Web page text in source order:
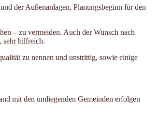
der Außenanlagen, Planungsbeginn für den
– zu vermeiden. Auch der Wunsch nach
sehr hilfreich.
zu nennen und unstrittig, sowie einige
mit den umliegenden Gemeinden erfolgen